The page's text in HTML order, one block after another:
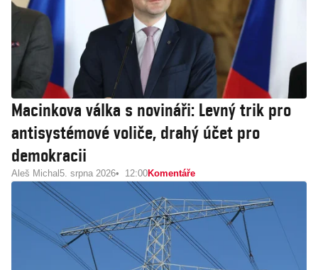
Macinkova válka s novináři: Levný trik pro
antisystémové voliče, drahý účet pro
demokracii
Aleš Michal 5. srpna 2026 12:00Komentáře